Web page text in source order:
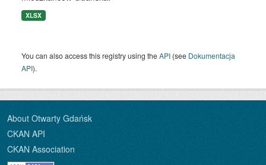
XLSX
You can also access this registry using theAPI (see Dokumentacja
API).
About Otwarty Gdańsk
CKAN API
CKAN Association